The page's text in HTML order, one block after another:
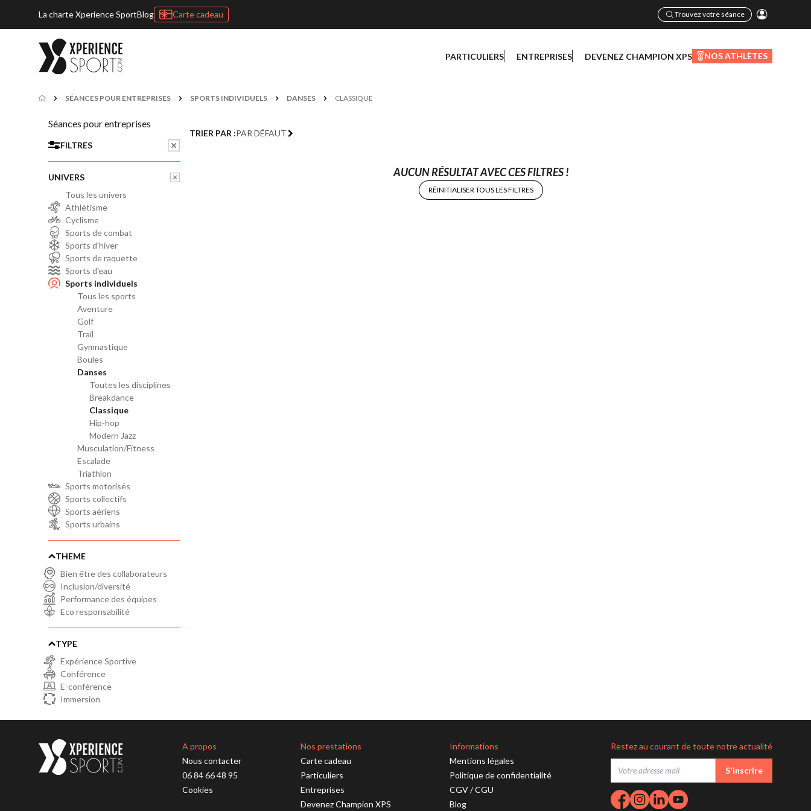
La charte Xperience SportBlog Carte cadeau Trouvez votre séance
PARTICULIERS ENTREPRISES DEVENEZ CHAMPION XPS NOS ATHLÈTES
SÉANCES POUR ENTREPRISES SPORTS INDIVIDUELS DANSES CLASSIQUE
Séances pour entreprises
FILTRES
UNIVERS
Tous les univers
Athlétisme
Cyclisme
Sports de combat
Sports d'hiver
Sports de raquette
Sports d'eau
Sports individuels
Tous les sports
Aventure
Golf
Trail
Gymnastique
Boules
Danses
Toutes les disciplines
Breakdance
Classique
Hip-hop
Modern Jazz
Musculation/Fitness
Escalade
Triathlon
Sports motorisés
Sports collectifs
Sports aériens
Sports urbains
THEME
Bien être des collaborateurs
Inclusion/diversité
Performance des équipes
Eco responsabilité
TYPE
Expérience Sportive
Conférence
E-conférence
Immersion
TRIER PAR :PAR DÉFAUT
AUCUN RÉSULTAT AVEC CES FILTRES !
RÉINITIALISER TOUS LES FILTRES
A propos
Nous contacter
06 84 66 48 95
Cookies
Nos prestations
Carte cadeau
Particuliers
Entreprises
Devenez Champion XPS
Informations
Mentions légales
Politique de confidentialité
CGV/CGU
Blog
Restez au courant de toute notre actualité
S'inscrire